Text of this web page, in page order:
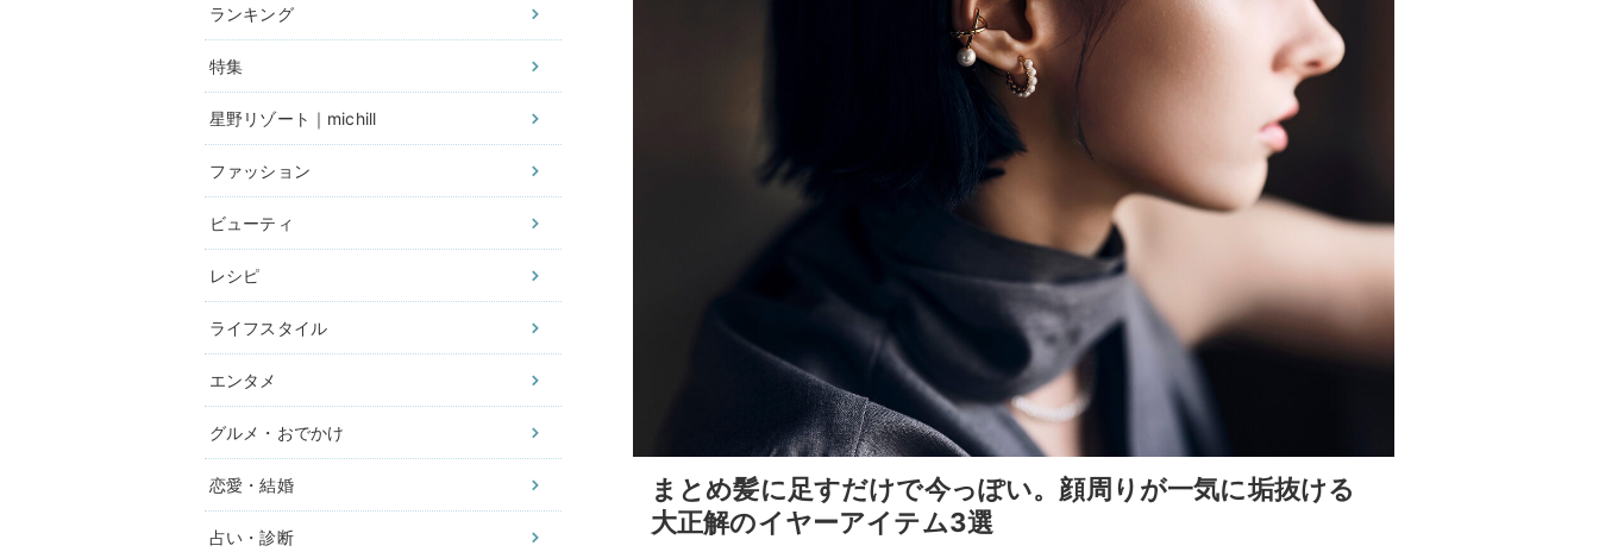
ランキング
特集
星野リゾート｜michill
ファッション
ビューティ
レシピ
ライフスタイル
エンタメ
グルメ・おでかけ
恋愛・結婚
占い・診断
まとめ髪に足すだけで今っぽい。顔周りが一気に垢抜ける
大正解のイヤーアイテム3選